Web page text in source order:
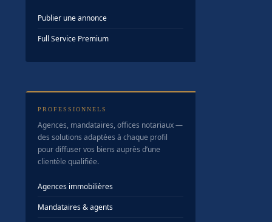
Publier une annonce
Full Service Premium
PROFESSIONNELS
Agences, mandataires, offices notariaux —
des solutions adaptées à chaque profil
pour diffuser vos biens auprès d’une
clientèle qualifiée.
Agences immobilières
Mandataires & agents